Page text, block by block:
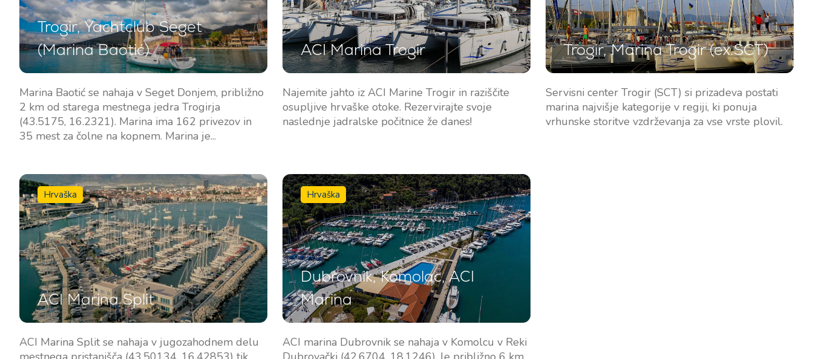
Trogir, Yachtclub Seget
(Marina Baotić)
Marina Baotić se nahaja v Seget Donjem, približno
2 km od starega mestnega jedra Trogirja
(43.5175, 16.2321). Marina ima 162 privezov in
35 mest za čolne na kopnem. Marina je...
ACI Marina Trogir
Najemite jahto iz ACI Marine Trogir in raziščite
osupljive hrvaške otoke. Rezervirajte svoje
naslednje jadralske počitnice že danes!
Trogir, Marina Trogir (ex.SCT)
Servisni center Trogir (SCT) si prizadeva postati
marina najvišje kategorije v regiji, ki ponuja
vrhunske storitve vzdrževanja za vse vrste plovil.
Hrvaška
ACI Marina Split
ACI Marina Split se nahaja v jugozahodnem delu
Hrvaška
Dubrovnik, Komolac, ACI
Marina
ACI marina Dubrovnik se nahaja v Komolcu v Reki